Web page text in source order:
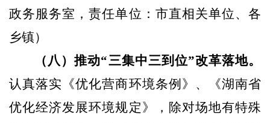
政务服务室，责任单位：市直相关单位、各
乡镇）
（八）推动“三集中三到位”改革落地。
认真落实《优化营商环境条例》、《湖南省
优化经济发展环境规定》，除对场地有特殊